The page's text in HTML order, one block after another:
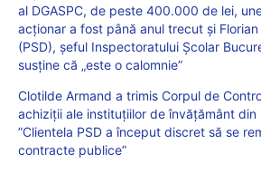
al DGASPC, de peste 400.000 de lei,
acționar a fost până anul trecut și
(PSD), șeful Inspectoratului Școlar
susține că „este o calomnie”
Clotilde Armand a trimis Corpul de
achiziții ale instituțiilor de învățământ din
”Clientela PSD a început discret să se
contracte publice”